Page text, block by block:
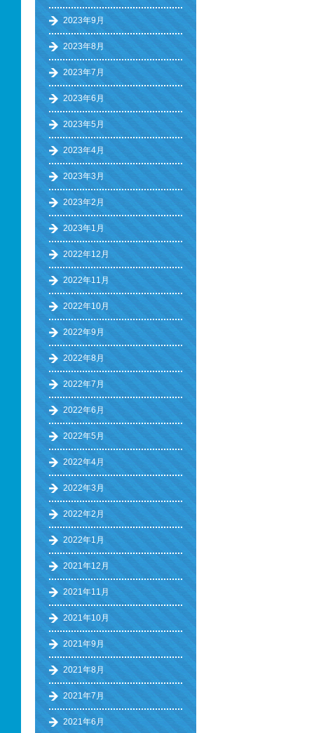
2023年9月
2023年8月
2023年7月
2023年6月
2023年5月
2023年4月
2023年3月
2023年2月
2023年1月
2022年12月
2022年11月
2022年10月
2022年9月
2022年8月
2022年7月
2022年6月
2022年5月
2022年4月
2022年3月
2022年2月
2022年1月
2021年12月
2021年11月
2021年10月
2021年9月
2021年8月
2021年7月
2021年6月